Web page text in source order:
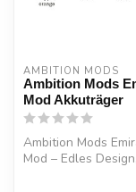
AMBITION MODS
Ambition Mods
Mod Akkuträger
Ambition Mods
Mod – Edles